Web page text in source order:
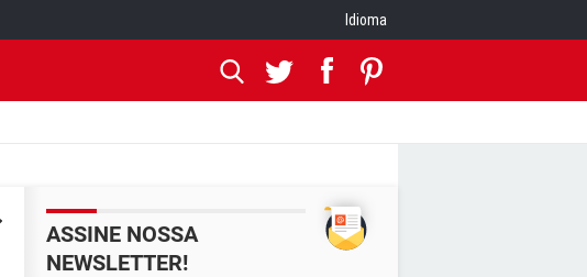
Idioma
ASSINE NOSSA
NEWSLETTER!